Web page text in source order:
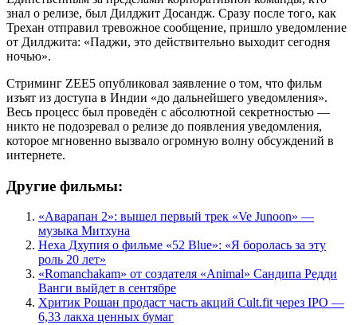
знал о релизе, был Дилджит Досандж. Сразу после того, как
Трехан отправил тревожное сообщение, пришло уведомление
от Дилджита: «Паджи, это действительно выходит сегодня
ночью».
Стриминг ZEE5 опубликовал заявление о том, что фильм
изъят из доступа в Индии «до дальнейшего уведомления».
Весь процесс был проведён с абсолютной секретностью —
никто не подозревал о релизе до появления уведомления,
которое мгновенно вызвало огромную волну обсуждений в
интернете.
Другие фильмы:
«Аварапан 2»: вышел первый трек «Ve Junoon» —
музыка Митхуна
Неха Дхупия о фильме «52 Blue»: «Я боролась за эту
роль 20 лет»
«Romanchakam» от создателя «Animal» Сандипа Редди
Ванги выйдет в сентябре
Хритик Рошан продаст часть акций Cult.fit через IPO —
6,33 лакха ценных бумаг